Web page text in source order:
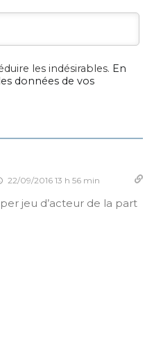
les indésirables. En
données de vos
22/09/2016 13 h 56 min
jeu d’acteur de la part